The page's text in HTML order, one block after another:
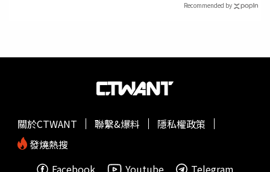
Recommended by
關於CTWANT 聯繫&爆料
隱私權政策
發燒熱搜
Facebook
Youtube Telegram